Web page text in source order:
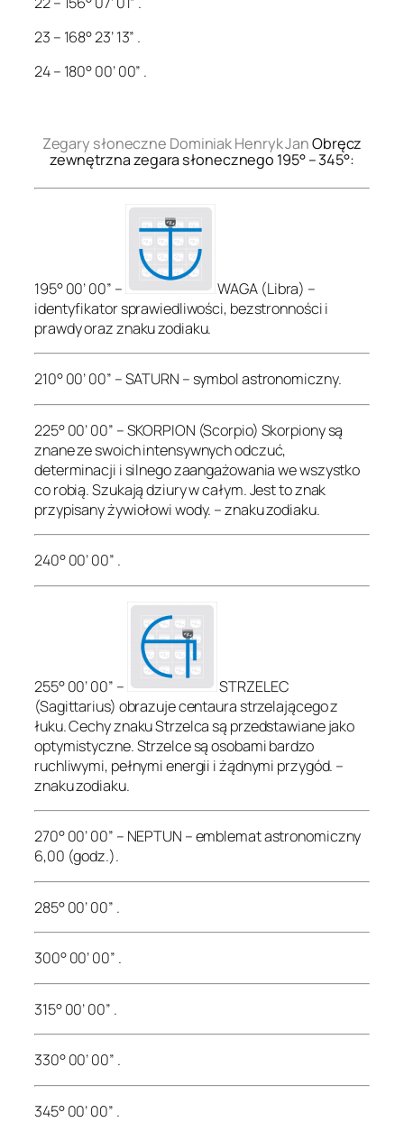
23 – 168° 23’ 13” .
24 – 180° 00’ 00” .
Zegary słoneczne Dominiak Henryk JanObręcz
zewnętrzna zegara słonecznego 195° – 345°:
195° 00’ 00” –
WAGA (Libra) –
identyfikator sprawiedliwości, bezstronności i
prawdy oraz znaku zodiaku.
210° 00’ 00” – SATURN – symbol astronomiczny.
225° 00’ 00” – SKORPION (Scorpio) Skorpiony są
znane ze swoich intensywnych odczuć,
determinacji i silnego zaangażowania we wszystko
co robią. Szukają dziury w całym. Jest to znak
przypisany żywiołowi wody. – znaku zodiaku.
240° 00’ 00” .
255° 00’ 00” –
STRZELEC
(Sagittarius) obrazuje centaura strzelającego z
łuku. Cechy znaku Strzelca są przedstawiane jako
optymistyczne. Strzelce są osobami bardzo
ruchliwymi, pełnymi energii i żądnymi przygód. –
znaku zodiaku.
270° 00’ 00” – NEPTUN – emblemat astronomiczny
6,00 (godz.).
285° 00’ 00” .
300° 00’ 00” .
315° 00’ 00” .
330° 00’ 00” .
345° 00’ 00” .